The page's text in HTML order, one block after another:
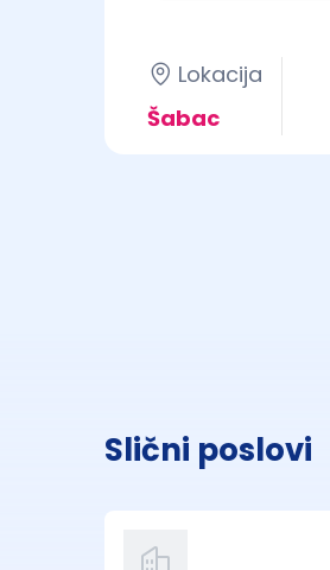
Lokacija
Šabac
Slični poslovi